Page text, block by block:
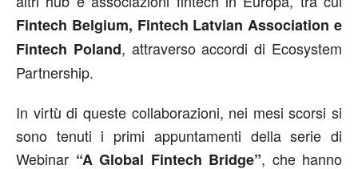
Fintech Belgium, Fintech Latvian Association e
Fintech Poland, attraverso accordi di Ecosystem
Partnership.
In virtù di queste collaborazioni, nei mesi scorsi si
sono tenuti i primi appuntamenti della serie di
Webinar “A Global Fintech Bridge”, che hanno